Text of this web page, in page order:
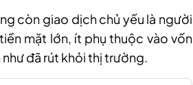
còn giao dịch chủ yếu là người
mặt lớn, ít phụ thuộc vào vốn
đã rút khỏi thị trường.